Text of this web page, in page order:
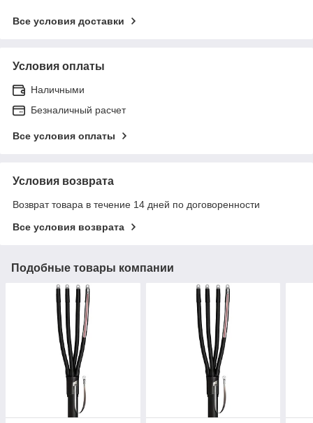
Все условия доставки
Условия оплаты
Наличными
Безналичный расчет
Все условия оплаты
Условия возврата
Возврат товара в течение 14 дней по договоренности
Все условия возврата
Подобные товары компании